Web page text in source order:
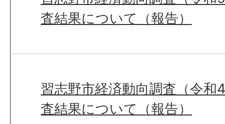
査結果について（報告）
習志野市経済動向調査（令和
査結果について（報告）